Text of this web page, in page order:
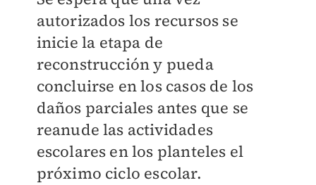
autorizados los recursos se
inicie la etapa de
reconstrucción y pueda
concluirse en los casos de los
daños parciales antes que se
reanude las actividades
escolares en los planteles el
próximo ciclo escolar.